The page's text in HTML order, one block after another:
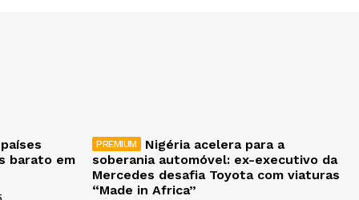
barato em
Nigéria acelera para a
soberania automóvel: ex-executivo da
Mercedes desafia Toyota com viaturas
“Made in Africa”